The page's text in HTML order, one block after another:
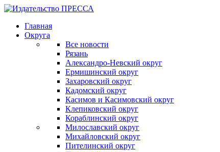
Главная
Округа
Все новости
Рязань
Александро-Невский округ
Ермишинский округ
Захаровский округ
Кадомский округ
Касимов и Касимовский округ
Клепиковский округ
Кораблинский округ
Милославский округ
Михайловский округ
Пителинский округ